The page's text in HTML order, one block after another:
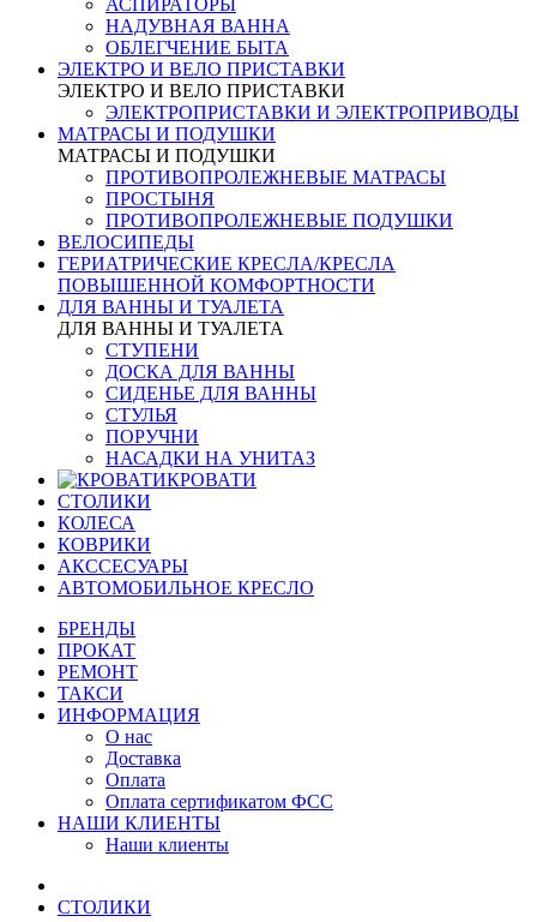
АСПИРАТОРЫ
НАДУВНАЯ ВАННА
ОБЛЕГЧЕНИЕ БЫТА
ЭЛЕКТРО И ВЕЛО ПРИСТАВКИ
ЭЛЕКТРО И ВЕЛО ПРИСТАВКИ
ЭЛЕКТРОПРИСТАВКИ И ЭЛЕКТРОПРИВОДЫ
МАТРАСЫ И ПОДУШКИ
МАТРАСЫ И ПОДУШКИ
ПРОТИВОПРОЛЕЖНЕВЫЕ МАТРАСЫ
ПРОСТЫНЯ
ПРОТИВОПРОЛЕЖНЕВЫЕ ПОДУШКИ
ВЕЛОСИПЕДЫ
ГЕРИАТРИЧЕСКИЕ КРЕСЛА/КРЕСЛА
ПОВЫШЕННОЙ КОМФОРТНОСТИ
ДЛЯ ВАННЫ И ТУАЛЕТА
ДЛЯ ВАННЫ И ТУАЛЕТА
СТУПЕНИ
ДОСКА ДЛЯ ВАННЫ
СИДЕНЬЕ ДЛЯ ВАННЫ
СТУЛЬЯ
ПОРУЧНИ
НАСАДКИ НА УНИТАЗ
КРОВАТИ
СТОЛИКИ
КОЛЕСА
КОВРИКИ
АКССЕСУАРЫ
АВТОМОБИЛЬНОЕ КРЕСЛО
БРЕНДЫ
ПРОКАТ
РЕМОНТ
ТАКСИ
ИНФОРМАЦИЯ
О нас
Доставка
Оплата
Оплата сертификатом ФСС
НАШИ КЛИЕНТЫ
Наши клиенты
СТОЛИКИ